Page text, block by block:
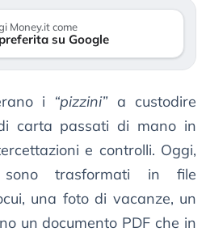
Money.it come
su Google
i “pizzini”a custodire
carta passati di mano in
e controlli. Oggi,
trasformati in file
una foto di vacanze, un
un documento PDF che in